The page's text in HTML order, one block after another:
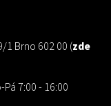
1 Brno 602 00 (zde
Pá 7:00 - 16:00